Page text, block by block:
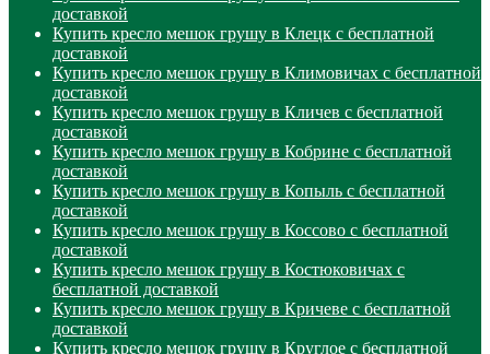
доставкой
Купить кресло мешок грушу в Клецк с бесплатной
доставкой
Купить кресло мешок грушу в Климовичах с бесплатной
доставкой
Купить кресло мешок грушу в Кличев с бесплатной
доставкой
Купить кресло мешок грушу в Кобрине с бесплатной
доставкой
Купить кресло мешок грушу в Копыль с бесплатной
доставкой
Купить кресло мешок грушу в Коссово с бесплатной
доставкой
Купить кресло мешок грушу в Костюковичах с
бесплатной доставкой
Купить кресло мешок грушу в Кричеве с бесплатной
доставкой
Купить кресло мешок грушу в Круглое с бесплатной